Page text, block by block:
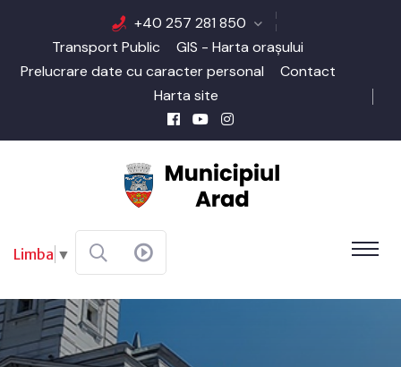
+40 257 281 850
Transport Public
GIS - Harta orașului
Prelucrare date cu caracter personal
Contact
Harta site
Limba ▼